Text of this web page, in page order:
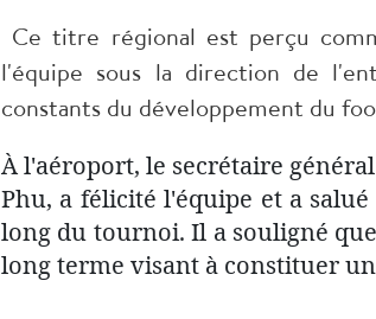
Ce titre régional est perçu
l'équipe sous la direction de
constants du développement du
​À l'aéroport, le secrétaire
Phu, a félicité l'équipe et a
long du tournoi. Il a souligné
long terme visant à constituer